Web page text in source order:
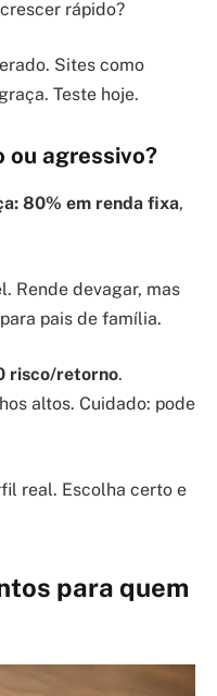
rápido?
Sites como
Teste hoje.
ou agressivo?
80% em renda fixa,
Rende devagar, mas
pais de família.
risco/retorno.
altos. Cuidado: pode
real. Escolha certo e
para quem